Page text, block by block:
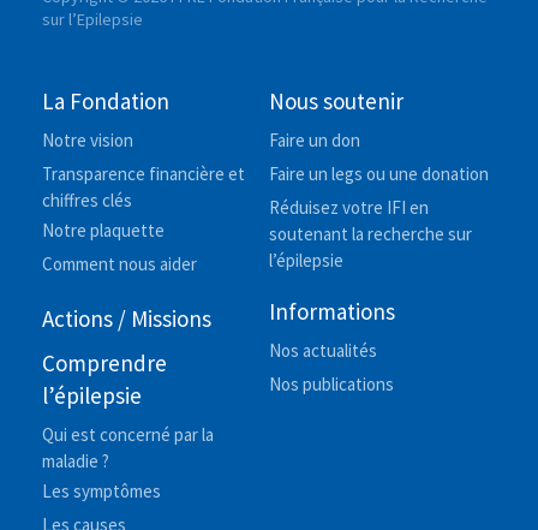
sur l’Epilepsie
La Fondation
Notre vision
Transparence financière et
chiffres clés
Notre plaquette
Comment nous aider
Actions / Missions
Comprendre
l’épilepsie
Qui est concerné par la
maladie ?
Les symptômes
Les causes
Nous soutenir
Faire un don
Faire un legs ou une donation
Réduisez votre IFI en
soutenant la recherche sur
l’épilepsie
Informations
Nos actualités
Nos publications